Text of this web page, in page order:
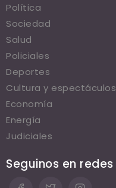
Política
Sociedad
Salud
Policiales
Deportes
Cultura y espectáculos
Economía
Energía
Judiciales
Seguinos en redes